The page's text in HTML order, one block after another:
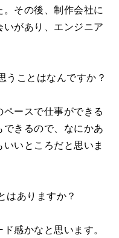
その後、制作会社に
があり、エンジニア
うことはなんですか？
ースで仕事ができる
きるので、なにかあ
いところだと思いま
はありますか？
感かなと思います。